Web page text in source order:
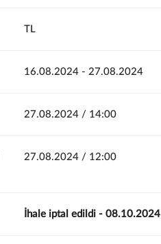
TL
16.08.2024 - 27.08.2024
27.08.2024 / 14:00
27.08.2024 / 12:00
İhale iptal edildi - 08.10.2024